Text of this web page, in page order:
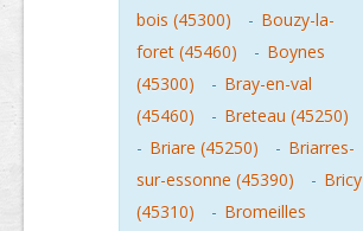
bois (45300)
- Bouzy-la-
foret (45460)
- Boynes
(45300)
- Bray-en-val
(45460)
- Breteau (45250)
- Briare (45250) - Briarres-
sur-essonne (45390)
- Bricy
(45310)
- Bromeilles